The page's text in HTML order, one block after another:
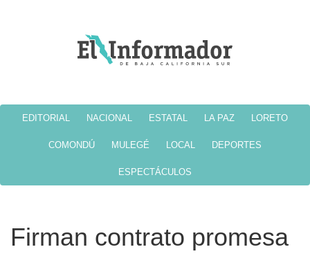
EDITORIAL NACIONAL ESTATAL LA PAZ LORETO
COMONDÚ MULEGÉ LOCAL DEPORTES
ESPECTÁCULOS
Firman contrato promesa